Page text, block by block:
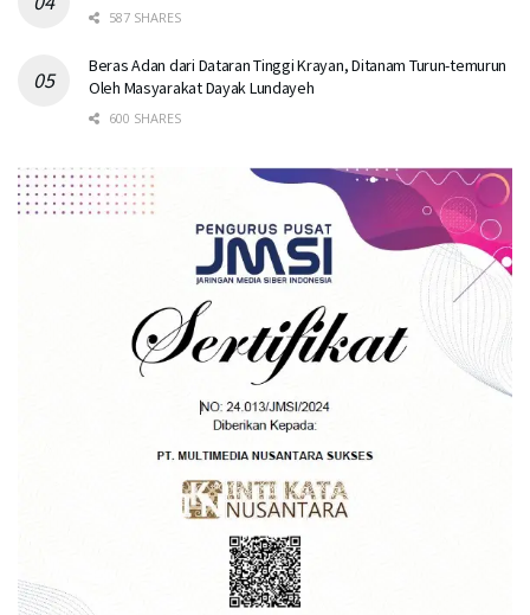
587 SHARES
Beras Adan dari Dataran Tinggi Krayan, Ditanam Turun-temurun
Oleh Masyarakat Dayak Lundayeh
600 SHARES